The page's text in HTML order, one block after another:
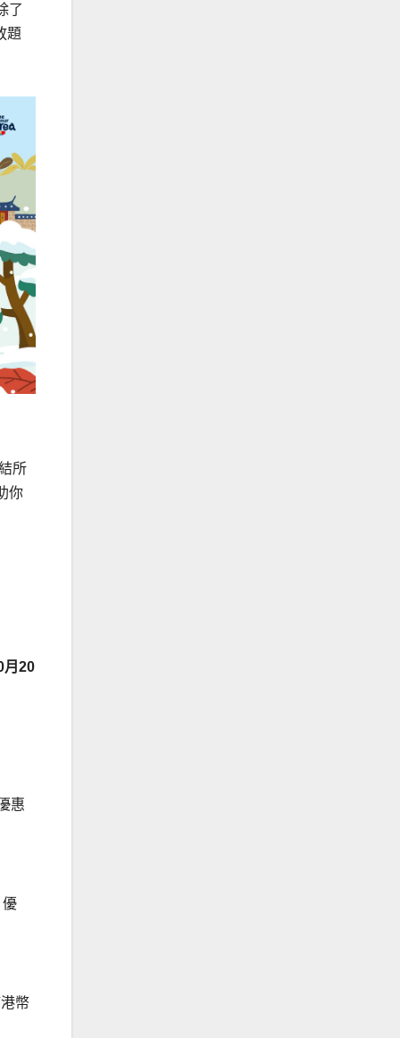
了
題
所
你
月 20
惠
優
幣